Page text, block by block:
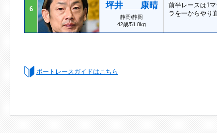
6 坪井 康晴
静岡/静岡
42歳/51.8kg
前半レースは1
ラを一からや
ボートレースガイドはこちら